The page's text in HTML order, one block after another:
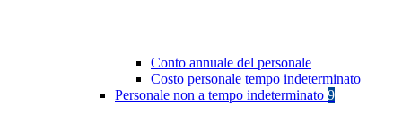
Conto annuale del personale
Costo personale tempo indeterminato
Personale non a tempo indeterminato 9